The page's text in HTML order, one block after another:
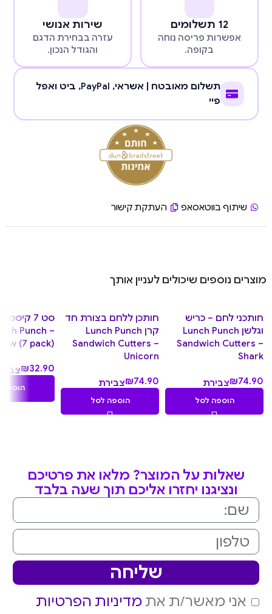
12 תשלומים
אפשרות פריסה נוחה
בקופה.
שירות אנושי
עזרה בבחירת הדגם
והגודל הנכון.
תשלום מאובטח | אשראי, PayPal, ביט ואפל
פיי
שיתוף בווטאסאפ העתקת קישור
מוצרים נוספים שיכולים לעניין אותך
חותכני לחם – כריש
וגלשן Lunch Punch
Sandwich Cutters –
Shark
₪74.90
צבירת
הוספה לסל
חותכן ללחם בצורת חד
קרן Lunch Punch
Sandwich Cutters –
Unicorn
₪74.90
צבירת
הוספה לסל
Punch –
(7 pack)
₪32.90
הוספה
שאלות על המוצר? מלאו את פרטיכם
ונציגנו יחזרו אליכם תוך שעה בלבד
אני מאשר/ת את מדיניות הפרטיות
שליחה